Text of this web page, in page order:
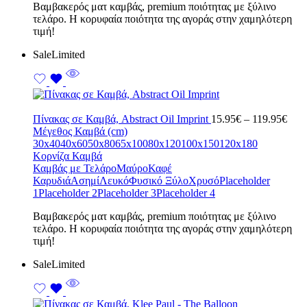
Bαμβακερός ματ καμβάς, premium ποιότητας με ξύλινο
τελάρο. Η κορυφαία ποιότητα της αγοράς στην χαμηλότερη
τιμή!
SaleLimited
Πίνακας σε Καμβά, Abstract Oil Imprint 15.95€ – 119.95€
Μέγεθος Καμβά (cm)
30x4040x6050x8065x10080x120100x150120x180
Κορνίζα Καμβά
Καμβάς με ΤελάροΜαύροΚαφέ
ΚαρυδιάΑσημίΛευκόΦυσικό ΞύλοΧρυσόPlaceholder
1Placeholder 2Placeholder 3Placeholder 4
Bαμβακερός ματ καμβάς, premium ποιότητας με ξύλινο
τελάρο. Η κορυφαία ποιότητα της αγοράς στην χαμηλότερη
τιμή!
SaleLimited